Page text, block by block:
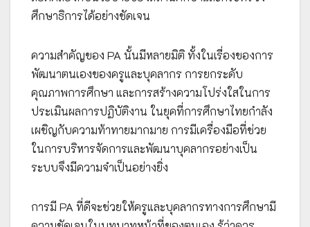
ศึกษาธิการได้อย่างชัดเจน
ความสำคัญของ PA นั้นมีหลายมิติ ทั้งในเรื่องของการ
พัฒนาตนเองของครูและบุคลากร การยกระดับ
คุณภาพการศึกษา และการสร้างความโปร่งใสในการ
ประเมินผลการปฏิบัติงาน ในยุคที่การศึกษาไทยกำลัง
เผชิญกับความท้าทายมากมาย การมีเครื่องมือที่ช่วย
ในการบริหารจัดการและพัฒนาบุคลากรอย่างเป็น
ระบบจึงมีความจำเป็นอย่างยิ่ง
การมี PA ที่ดีจะช่วยให้ครูและบุคลากรทางการศึกษามี